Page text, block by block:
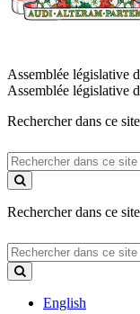
Assemblée législative
Assemblée législative
Rechercher dans ce site
Rechercher
dans
ce
Rechercher dans ce site
Rechercher
dans
ce
English